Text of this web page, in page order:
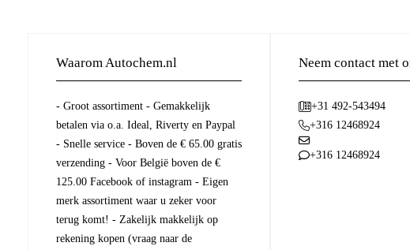
Waarom Autochem.nl
- Groot assortiment - Gemakkelijk
betalen via o.a. Ideal, Riverty en Paypal
- Snelle service - Boven de € 65.00 gratis
verzending - Voor België boven de €
125.00 Facebook of instagram - Eigen
merk assortiment waar u zeker voor
terug komt! - Zakelijk makkelijk op
rekening kopen (vraag naar de
Neem contact met
+31 492-543494
+316 12468924
+316 12468924